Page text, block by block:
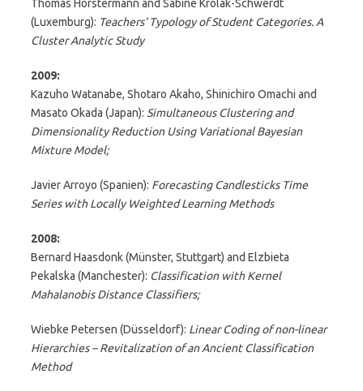
Thomas Hörstermann and Sabine Krolak-Schwerdt
(Luxemburg): Teachers’ Typology of Student Categories. A
Cluster Analytic Study
2009:
Kazuho Watanabe, Shotaro Akaho, Shinichiro Omachi and
Masato Okada (Japan): Simultaneous Clustering and
Dimensionality Reduction Using Variational Bayesian
Mixture Model;
Javier Arroyo (Spanien): Forecasting Candlesticks Time
Series with Locally Weighted Learning Methods
2008:
Bernard Haasdonk (Münster, Stuttgart) and Elzbieta
Pekalska (Manchester): Classification with Kernel
Mahalanobis Distance Classifiers;
Wiebke Petersen (Düsseldorf): Linear Coding of non-linear
Hierarchies – Revitalization of an Ancient Classification
Method